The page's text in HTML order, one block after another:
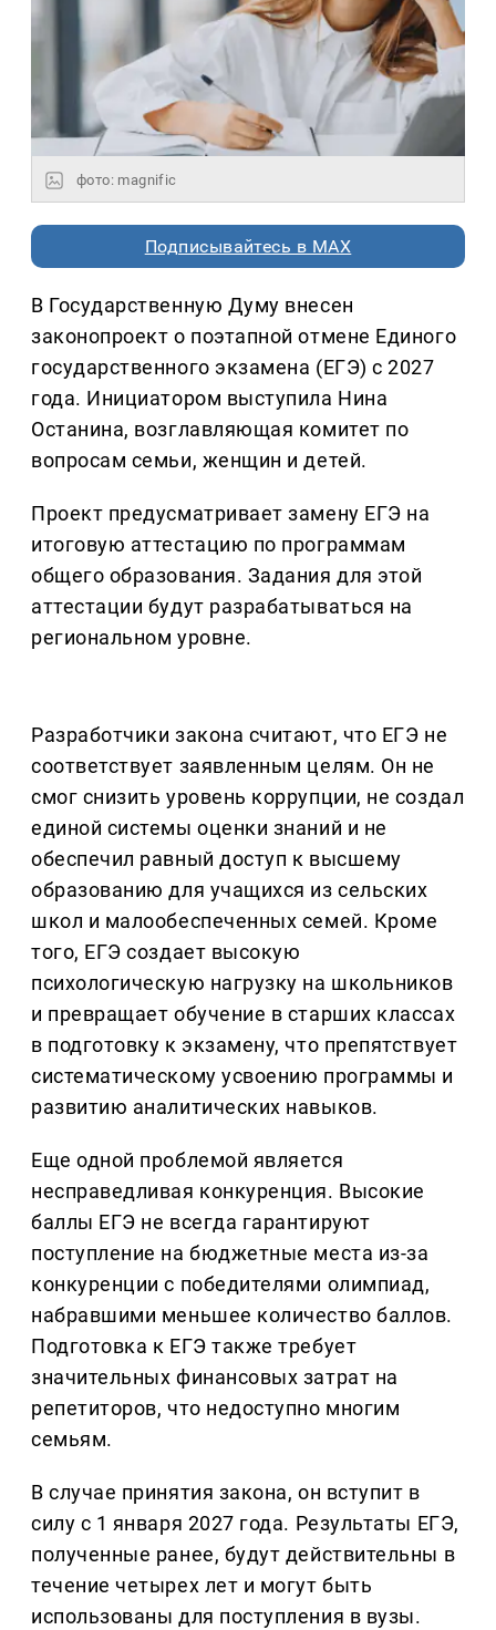
фото: magnific
Подписывайтесь в MAX
В Государственную Думу внесен
законопроект о поэтапной отмене Единого
государственного экзамена (ЕГЭ) с 2027
года. Инициатором выступила Нина
Останина, возглавляющая комитет по
вопросам семьи, женщин и детей.
Проект предусматривает замену ЕГЭ на
итоговую аттестацию по программам
общего образования. Задания для этой
аттестации будут разрабатываться на
региональном уровне.
Разработчики закона считают, что ЕГЭ не
соответствует заявленным целям. Он не
смог снизить уровень коррупции, не создал
единой системы оценки знаний и не
обеспечил равный доступ к высшему
образованию для учащихся из сельских
школ и малообеспеченных семей. Кроме
того, ЕГЭ создает высокую
психологическую нагрузку на школьников
и превращает обучение в старших классах
в подготовку к экзамену, что препятствует
систематическому усвоению программы и
развитию аналитических навыков.
Еще одной проблемой является
несправедливая конкуренция. Высокие
баллы ЕГЭ не всегда гарантируют
поступление на бюджетные места из-за
конкуренции с победителями олимпиад,
набравшими меньшее количество баллов.
Подготовка к ЕГЭ также требует
значительных финансовых затрат на
репетиторов, что недоступно многим
семьям.
В случае принятия закона, он вступит в
силу с 1 января 2027 года. Результаты ЕГЭ,
полученные ранее, будут действительны в
течение четырех лет и могут быть
использованы для поступления в вузы.